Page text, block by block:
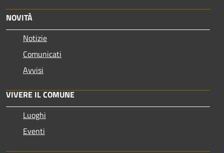
NOVITÀ
Notizie
Comunicati
Avvisi
VIVERE IL COMUNE
Luoghi
Eventi